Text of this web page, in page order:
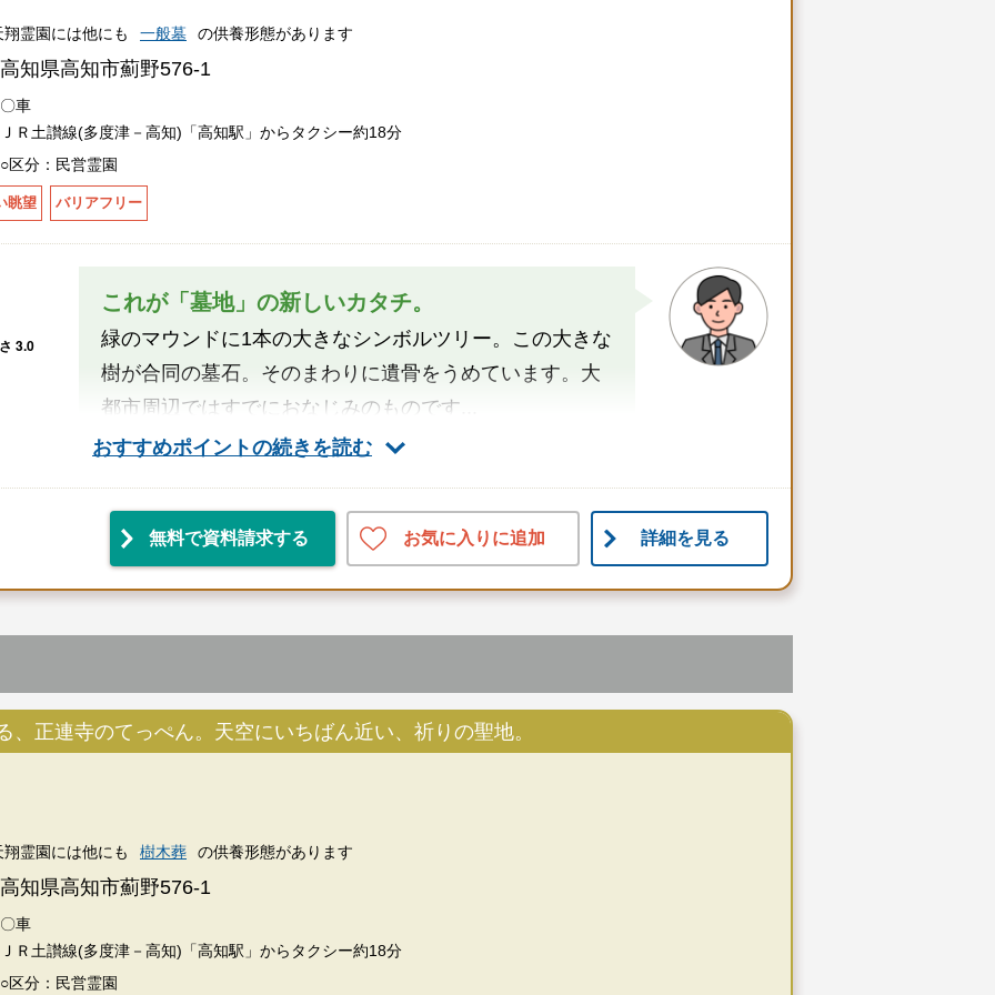
霊園には他にも 一般墓 の供養形態があります
高知県高知市薊野576-1
〇車
ＪＲ土讃線(多度津－高知)「高知駅」からタクシー約18分
○区分：民営霊園
眺望 バリアフリー
おすすめポイントの続きを読む
これが「墓地」の新しいカタチ。
緑のマウンドに1本の大きなシンボルツリー。この大きな
樹が合同の墓石。そのまわりに遺骨をうめています。大
都市周辺ではすでにおなじみのものです...
気をお確かめください
ルが無料でご案内いたします
無料で資料請求する お気に入りに追加 詳細を見る
、正連寺のてっぺん。天空にいちばん近い、祈りの聖地。
霊園には他にも 樹木葬 の供養形態があります
高知県高知市薊野576-1
〇車
ＪＲ土讃線(多度津－高知)「高知駅」からタクシー約18分
○区分：民営霊園